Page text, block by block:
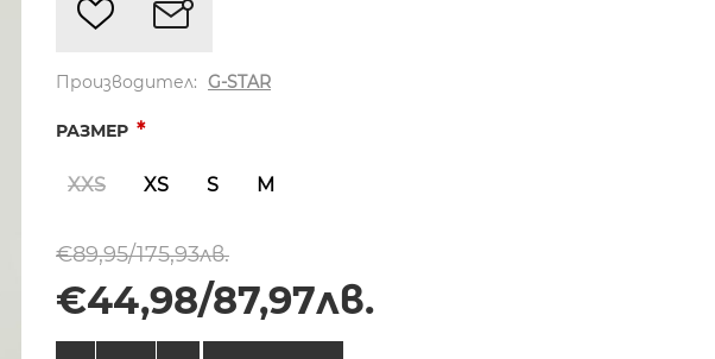
Производител: G-STAR
РАЗМЕР *
XXS XS S M
€89,95/175,93лв.
€44,98/87,97лв.